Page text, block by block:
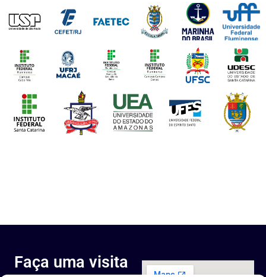
Faça uma visita